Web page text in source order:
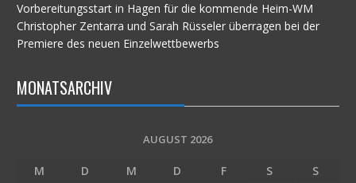
Vorbereitungsstart in Hagen für die kommende Heim-WM
Christopher Zentarra und Sarah Rüsseler überragen bei der
Premiere des neuen Einzelwettbewerbs
MONATSARCHIV
AUGUST 2026
M D M D F S
S